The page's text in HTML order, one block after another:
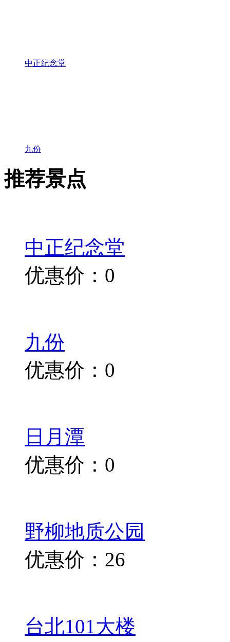
中正纪念堂
九份
推荐景点
中正纪念堂
优惠价：0
九份
优惠价：0
日月潭
优惠价：0
野柳地质公园
优惠价：26
台北101大楼